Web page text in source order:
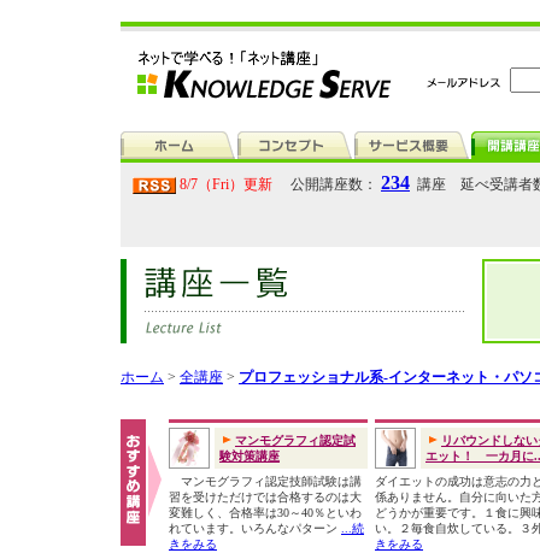
8/7（Fri）更新 公開講座数： 234 講座 延べ受講者
ホーム > 全講座 > プロフェッショナル系-インターネット・パソ
マンモグラフィ認定試
験対策講座
マンモグラフィ認定技師試験は講
習を受けただけでは合格するのは大
変難しく、合格率は30～40％といわ
れています。いろんなパターン
...続
きをみる
リバウンドしな
エット！ 一カ月に
ダイエットの成功は意志の力
係ありません。自分に向いた
どうかが重要です。１食に興
い。２毎食自炊している。３
きをみる